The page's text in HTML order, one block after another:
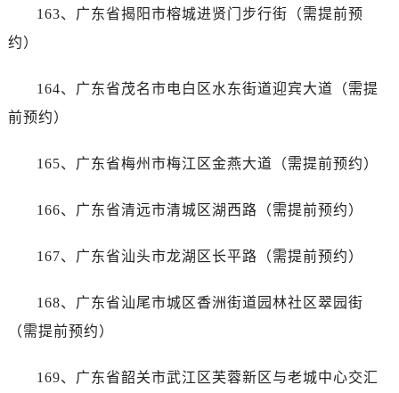
163、广东省揭阳市榕城进贤门步行街（需提前预
约）
164、广东省茂名市电白区水东街道迎宾大道（需提
前预约）
165、广东省梅州市梅江区金燕大道（需提前预约）
166、广东省清远市清城区湖西路（需提前预约）
167、广东省汕头市龙湖区长平路（需提前预约）
168、广东省汕尾市城区香洲街道园林社区翠园街
（需提前预约）
169、广东省韶关市武江区芙蓉新区与老城中心交汇